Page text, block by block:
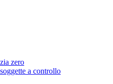
zero
a controllo